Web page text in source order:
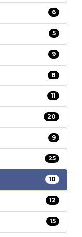
6
5
9
8
11
20
9
25
10
12
15